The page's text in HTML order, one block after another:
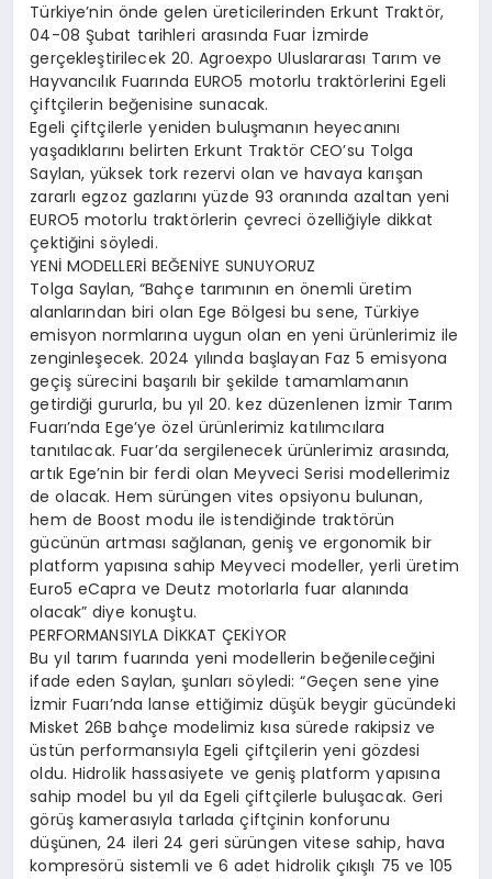
Türkiye’nin önde gelen üreticilerinden Erkunt Traktör,
04-08 Şubat tarihleri arasında Fuar İzmirde
gerçekleştirilecek 20. Agroexpo Uluslararası Tarım ve
Hayvancılık Fuarında EURO5 motorlu traktörlerini Egeli
çiftçilerin beğenisine sunacak.
Egeli çiftçilerle yeniden buluşmanın heyecanını
yaşadıklarını belirten Erkunt Traktör CEO’su Tolga
Saylan, yüksek tork rezervi olan ve havaya karışan
zararlı egzoz gazlarını yüzde 93 oranında azaltan yeni
EURO5 motorlu traktörlerin çevreci özelliğiyle dikkat
çektiğini söyledi.
YENİ MODELLERİ BEĞENİYE SUNUYORUZ
Tolga Saylan, “Bahçe tarımının en önemli üretim
alanlarından biri olan Ege Bölgesi bu sene, Türkiye
emisyon normlarına uygun olan en yeni ürünlerimiz ile
zenginleşecek. 2024 yılında başlayan Faz 5 emisyona
geçiş sürecini başarılı bir şekilde tamamlamanın
getirdiği gururla, bu yıl 20. kez düzenlenen İzmir Tarım
Fuarı’nda Ege’ye özel ürünlerimiz katılımcılara
tanıtılacak. Fuar’da sergilenecek ürünlerimiz arasında,
artık Ege’nin bir ferdi olan Meyveci Serisi modellerimiz
de olacak. Hem sürüngen vites opsiyonu bulunan,
hem de Boost modu ile istendiğinde traktörün
gücünün artması sağlanan, geniş ve ergonomik bir
platform yapısına sahip Meyveci modeller, yerli üretim
Euro5 eCapra ve Deutz motorlarla fuar alanında
olacak” diye konuştu.
PERFORMANSIYLA DİKKAT ÇEKİYOR
Bu yıl tarım fuarında yeni modellerin beğenileceğini
ifade eden Saylan, şunları söyledi: “Geçen sene yine
İzmir Fuarı’nda lanse ettiğimiz düşük beygir gücündeki
Misket 26B bahçe modelimiz kısa sürede rakipsiz ve
üstün performansıyla Egeli çiftçilerin yeni gözdesi
oldu. Hidrolik hassasiyete ve geniş platform yapısına
sahip model bu yıl da Egeli çiftçilerle buluşacak. Geri
görüş kamerasıyla tarlada çiftçinin konforunu
düşünen, 24 ileri 24 geri sürüngen vitese sahip, hava
kompresörü sistemli ve 6 adet hidrolik çıkışlı 75 ve 105